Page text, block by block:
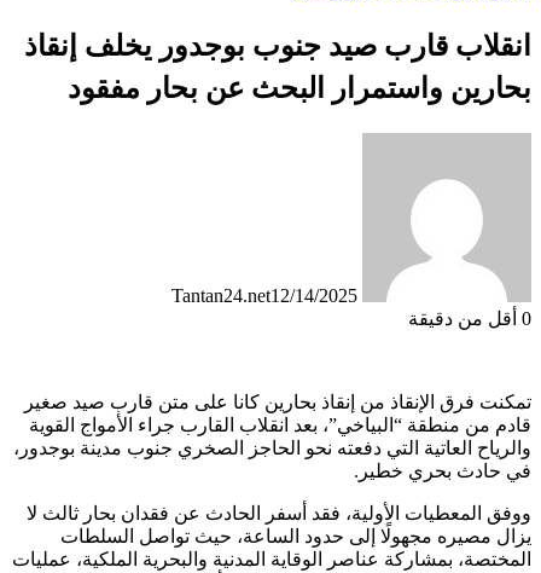
انقلاب قارب صيد جنوب بوجدور يخلف إنقاذ
بحارين واستمرار البحث عن بحار مفقود
Tantan24.net12/14/2025
0 أقل من دقيقة
تمكنت فرق الإنقاذ من إنقاذ بحارين كانا على متن قارب صيد صغير
قادم من منطقة “البياخي”، بعد انقلاب القارب جراء الأمواج القوية
والرياح العاتية التي دفعته نحو الحاجز الصخري جنوب مدينة بوجدور،
في حادث بحري خطير.
ووفق المعطيات الأولية، فقد أسفر الحادث عن فقدان بحار ثالث لا
يزال مصيره مجهولًا إلى حدود الساعة، حيث تواصل السلطات
المختصة، بمشاركة عناصر الوقاية المدنية والبحرية الملكية، عمليات